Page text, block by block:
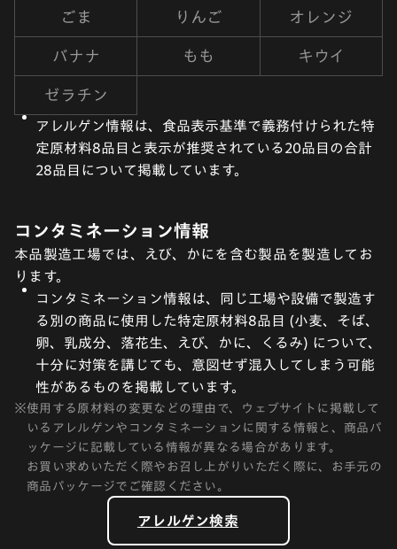
ごま りんご オレンジ
バナナ もも キウイ
ゼラチン
アレルゲン情報は、食品表示基準で義務付けられた特
定原材料8品目と表示が推奨されている20品目の合計
28品目について掲載しています。
コンタミネーション情報
本品製造工場では、えび、かにを含む製品を製造してお
ります。
コンタミネーション情報は、同じ工場や設備で製造す
る別の商品に使用した特定原材料8品目 (小麦、そば、
卵、乳成分、落花生、えび、かに、くるみ) について、
十分に対策を講じても、意図せず混入してしまう可能
性があるものを掲載しています。
※使用する原材料の変更などの理由で、ウェブサイトに掲載して
いるアレルゲンやコンタミネーションに関する情報と、商品パ
ッケージに記載している情報が異なる場合があります。
お買い求めいただく際やお召し上がりいただく際に、お手元の
商品パッケージでご確認ください。
アレルゲン検索